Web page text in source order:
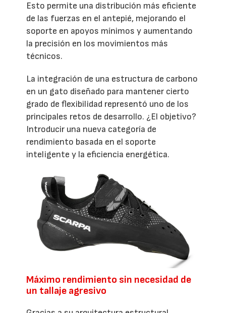
Esto permite una distribución más eficiente
de las fuerzas en el antepié, mejorando el
soporte en apoyos mínimos y aumentando
la precisión en los movimientos más
técnicos.
La integración de una estructura de carbono
en un gato diseñado para mantener cierto
grado de flexibilidad representó uno de los
principales retos de desarrollo. ¿El objetivo?
Introducir una nueva categoría de
rendimiento basada en el soporte
inteligente y la eficiencia energética.
Máximo rendimiento sin necesidad de
un tallaje agresivo